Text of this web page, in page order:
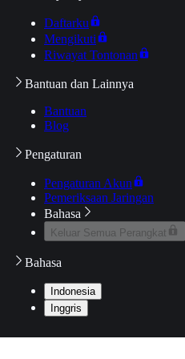
Daftarku
Mengikuti
Riwayat Tontonan
Bantuan dan Lainnya
Bantuan
Blog
Pengaturan
Pengaturan Akun
Pemeriksaan Jaringan
Bahasa
Keluar Semua Perangkat
Bahasa
Indonesia
Inggris